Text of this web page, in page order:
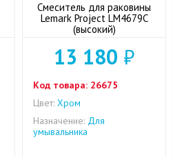
Смеситель для раковины
Lemark Project LM4679C
(высокий)
13 180 ₽
Код товара: 26675
Цвет: Хром
Назначение: Для
умывальника